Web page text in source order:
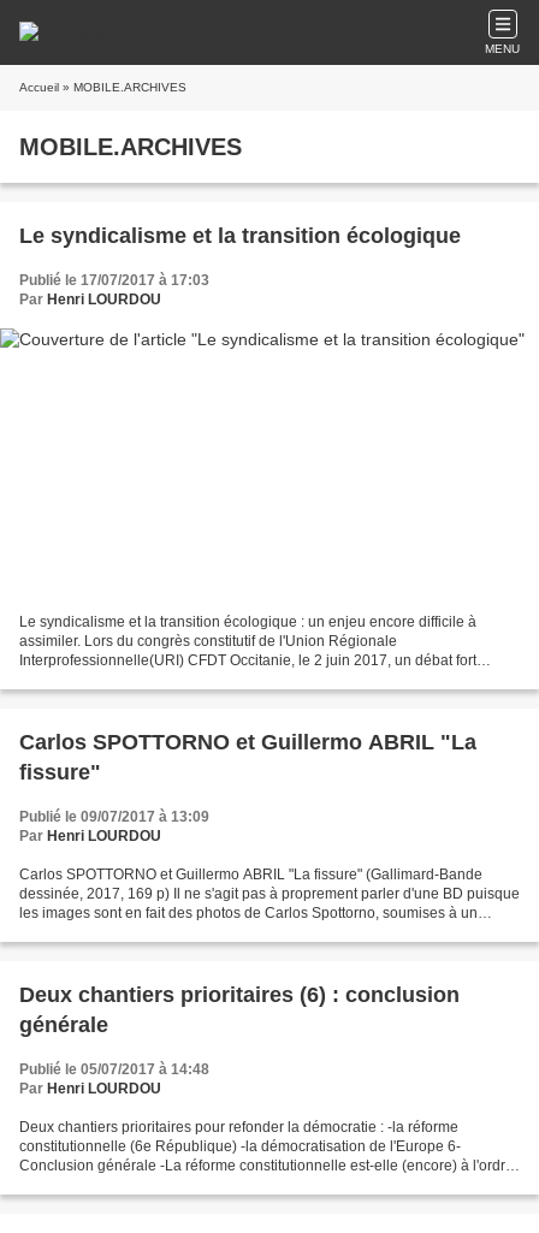
MENU
Accueil » MOBILE.ARCHIVES
MOBILE.ARCHIVES
Le syndicalisme et la transition écologique
Publié le 17/07/2017 à 17:03
Par Henri LOURDOU
Le syndicalisme et la transition écologique : un enjeu encore difficile à
assimiler. Lors du congrès constitutif de l'Union Régionale
Interprofessionnelle(URI) CFDT Occitanie, le 2 juin 2017, un débat fort
Carlos SPOTTORNO et Guillermo ABRIL "La
fissure"
Publié le 09/07/2017 à 13:09
Par Henri LOURDOU
Carlos SPOTTORNO et Guillermo ABRIL "La fissure" (Gallimard-Bande
dessinée, 2017, 169 p) Il ne s'agit pas à proprement parler d'une BD puisque
les images sont en fait des photos de Carlos Spottorno, soumises à un
Deux chantiers prioritaires (6) : conclusion
générale
Publié le 05/07/2017 à 14:48
Par Henri LOURDOU
Deux chantiers prioritaires pour refonder la démocratie : -la réforme
constitutionnelle (6e République) -la démocratisation de l'Europe 6-
Conclusion générale -La réforme constitutionnelle est-elle (encore) à l'ordre